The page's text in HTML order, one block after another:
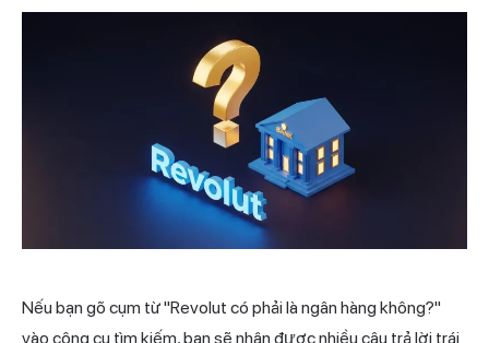
Nếu bạn gõ cụm từ "Revolut có phải là ngân hàng không?"
vào công cụ tìm kiếm, bạn sẽ nhận được nhiều câu trả lời trái